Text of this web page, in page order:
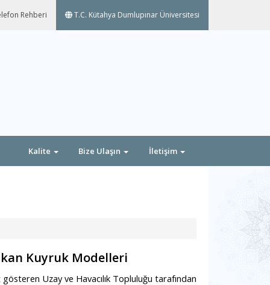
Rehberi T.C. Kütahya Dumlupınar Üniversitesi
Kalite Bize Ulaşın İletişim
Kuyruk Modelleri
Uzay ve Havacılık Topluluğu tarafından